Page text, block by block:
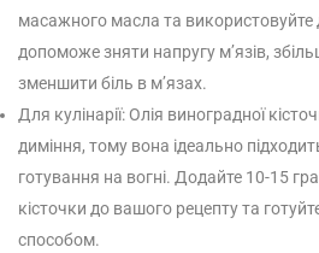
масажного масла та використовуйте
допоможе зняти напругу м’язів,
зменшити біль в м’язах.
Для кулінарії: Олія виноградної
диміння, тому вона ідеально
готування на вогні. Додайте 10-15
кісточки до вашого рецепту та
способом.